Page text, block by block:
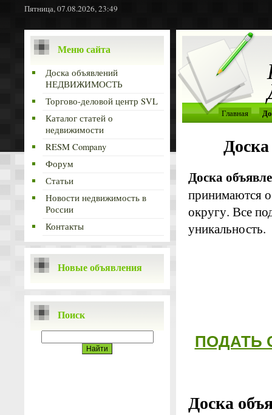
Пятница, 07.08.2026, 23:49
Меню сайта
Доска объявлений
НЕДВИЖИМОСТЬ
Торгово-деловой центр SVL
Каталог статей о
недвижимости
RESM Company
Форум
Статьи
Новости недвижимость в
России
Контакты
Новые объявления
Поиск
Главная
Доска
принимаются
округу. Все
уникальность.
ПОДАТЬ
Доска